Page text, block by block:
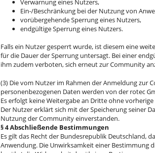
Verwarnung eines Nutzers,
Ein-/Beschränkung bei der Nutzung von
vorübergehende Sperrung eines Nutzers,
endgültige Sperrung eines Nutzers.
Falls ein Nutzer gesperrt wurde, ist diesem eine
für die Dauer der Sperrung untersagt. Bei einer
ihm zudem verboten, sich erneut zur Community
(3) Die vom Nutzer im Rahmen der Anmeldung zur
personenbezogenen Daten werden von der rotec
Es erfolgt keine Weitergabe an Dritte ohne
Der Nutzer erklärt sich mit der Speicherung seiner
Nutzung der Community einverstanden.
§ 4 Abschließende Bestimmungen
Es gilt das Recht der Bundesrepublik Deutschland,
Anwendung. Die Unwirksamkeit einer Bestimmung